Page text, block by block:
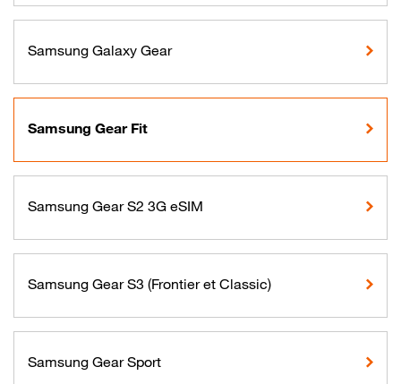
Samsung Galaxy Gear
Samsung Gear Fit
Samsung Gear S2 3G eSIM
Samsung Gear S3 (Frontier et Classic)
Samsung Gear Sport